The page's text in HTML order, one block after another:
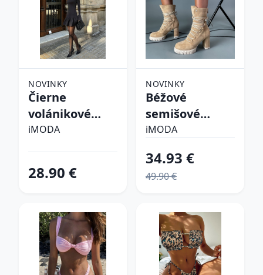
NOVINKY
Čierne
volánikové
šaty
iMODA
28.90 €
NOVINKY
Béžové
semišové
kotníkové
iMODA
34.93 €
49.90 €